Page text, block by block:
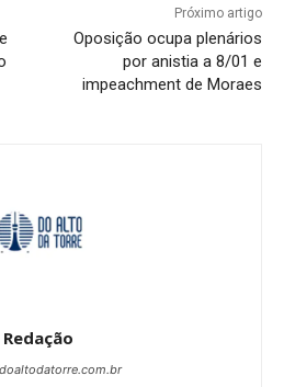
Próximo artigo
Oposição ocupa plenários
por anistia a 8/01 e
impeachment de Moraes
Redação